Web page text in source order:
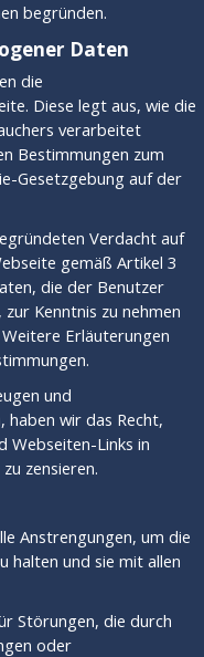
begründen.
Daten
die
Diese legt aus, wie die
verarbeitet
Bestimmungen zum
Gesetzgebung auf der
Verdacht auf
gemäß Artikel 3
die der Benutzer
Kenntnis zu nehmen
Erläuterungen
und
haben wir das Recht,
Webseiten-Links in
zensieren.
Anstrengungen, um die
halten und sie mit allen
Störungen, die durch
oder